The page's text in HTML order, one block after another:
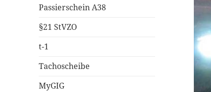
Passierschein A38
§21 StVZO
t-1
Tachoscheibe
MyGIG